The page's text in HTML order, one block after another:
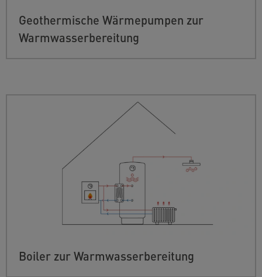
Geothermische Wärmepumpen zur
Warmwasserbereitung
Boiler zur Warmwasserbereitung